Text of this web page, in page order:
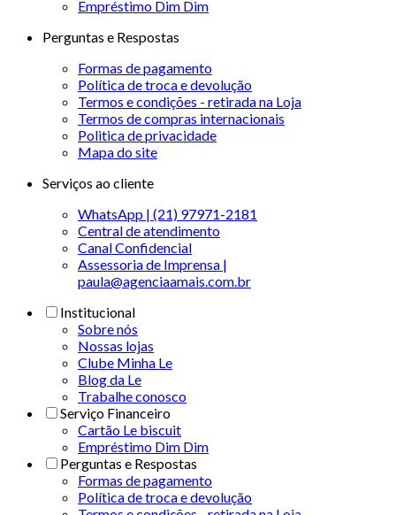
Empréstimo Dim Dim
Perguntas e Respostas
Formas de pagamento
Política de troca e devolução
Termos e condições - retirada na Loja
Termos de compras internacionais
Politica de privacidade
Mapa do site
Serviços ao cliente
WhatsApp | (21) 97971-2181
Central de atendimento
Canal Confidencial
Assessoria de Imprensa |
paula@agenciaamais.com.br
Institucional
Sobre nós
Nossas lojas
Clube Minha Le
Blog da Le
Trabalhe conosco
Serviço Financeiro
Cartão Le biscuit
Empréstimo Dim Dim
Perguntas e Respostas
Formas de pagamento
Política de troca e devolução